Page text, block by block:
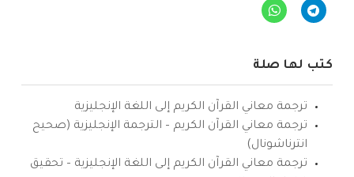
كتب لها صلة
ترجمة معاني القرآن الكريم إلى اللغة الإنجليزية
ترجمة معاني القرآن الكريم – الترجمة الإنجليزية (صحيح
انترناشونال)
ترجمة معاني القرآن الكريم إلى اللغة الإنجليزية – تحقيق